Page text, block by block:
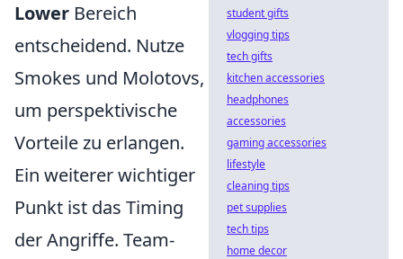
Lower Bereich
entscheidend. Nutze
Smokes und Molotovs,
um perspektivische
Vorteile zu erlangen.
Ein weiterer wichtiger
Punkt ist das Timing
der Angriffe. Team-
student gifts
vlogging tips
tech gifts
kitchen accessories
headphones
accessories
gaming accessories
lifestyle
cleaning tips
pet supplies
tech tips
home decor